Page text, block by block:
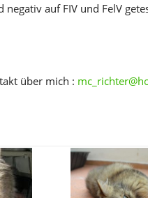
negativ auf FIV und FelV
über mich :